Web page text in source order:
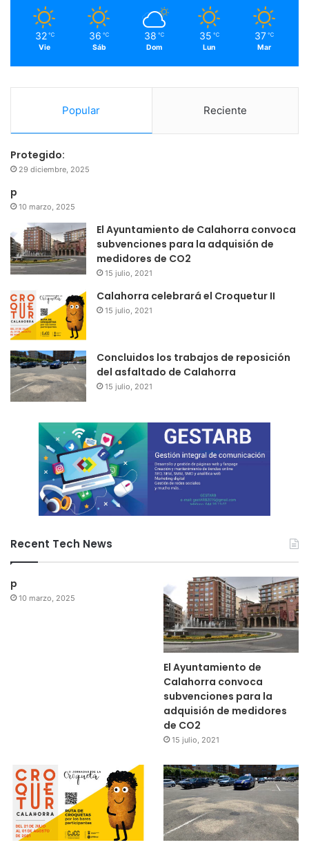
m
32 ℃
Vie
36 ℃
Sáb
38 ℃
Dom
35 ℃
Lun
37 ℃
Mar
Popular Reciente
Protegido:
29 diciembre, 2025
p
10 marzo, 2025
El Ayuntamiento de Calahorra convoca
subvenciones para la adquisión de
medidores de CO2
15 julio, 2021
Calahorra celebrará el Croquetur II
15 julio, 2021
Concluidos los trabajos de reposición
del asfaltado de Calahorra
15 julio, 2021
Recent Tech News
p
10 marzo, 2025
El Ayuntamiento de
Calahorra convoca
subvenciones para la
adquisión de medidores
de CO2
15 julio, 2021